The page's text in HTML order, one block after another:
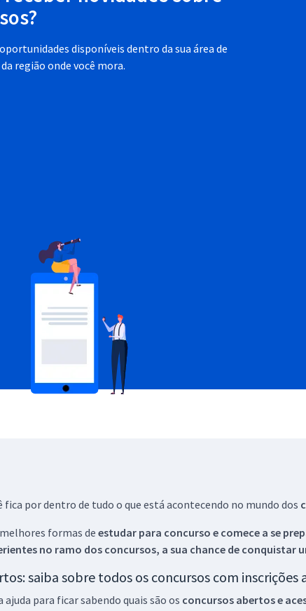
disponíveis dentro da sua área de
região onde você mora.
fica por dentro de tudo o que está acontecendo no mundo dos
formas deestudar para concurso e comece a se
no ramo dos concursos, a sua chance de conquistar
saiba sobre todos os concursos com inscrições
ajuda para ficar sabendo quais são os concursos abertos e